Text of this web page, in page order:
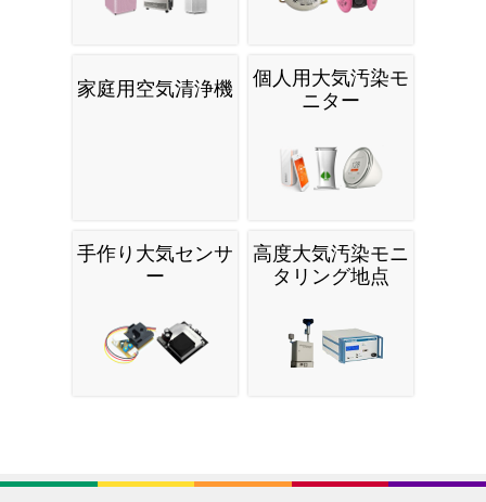
家庭用空気清浄機
個人用大気汚染モ
ニター
手作り大気センサ
ー
高度大気汚染モニ
タリング地点